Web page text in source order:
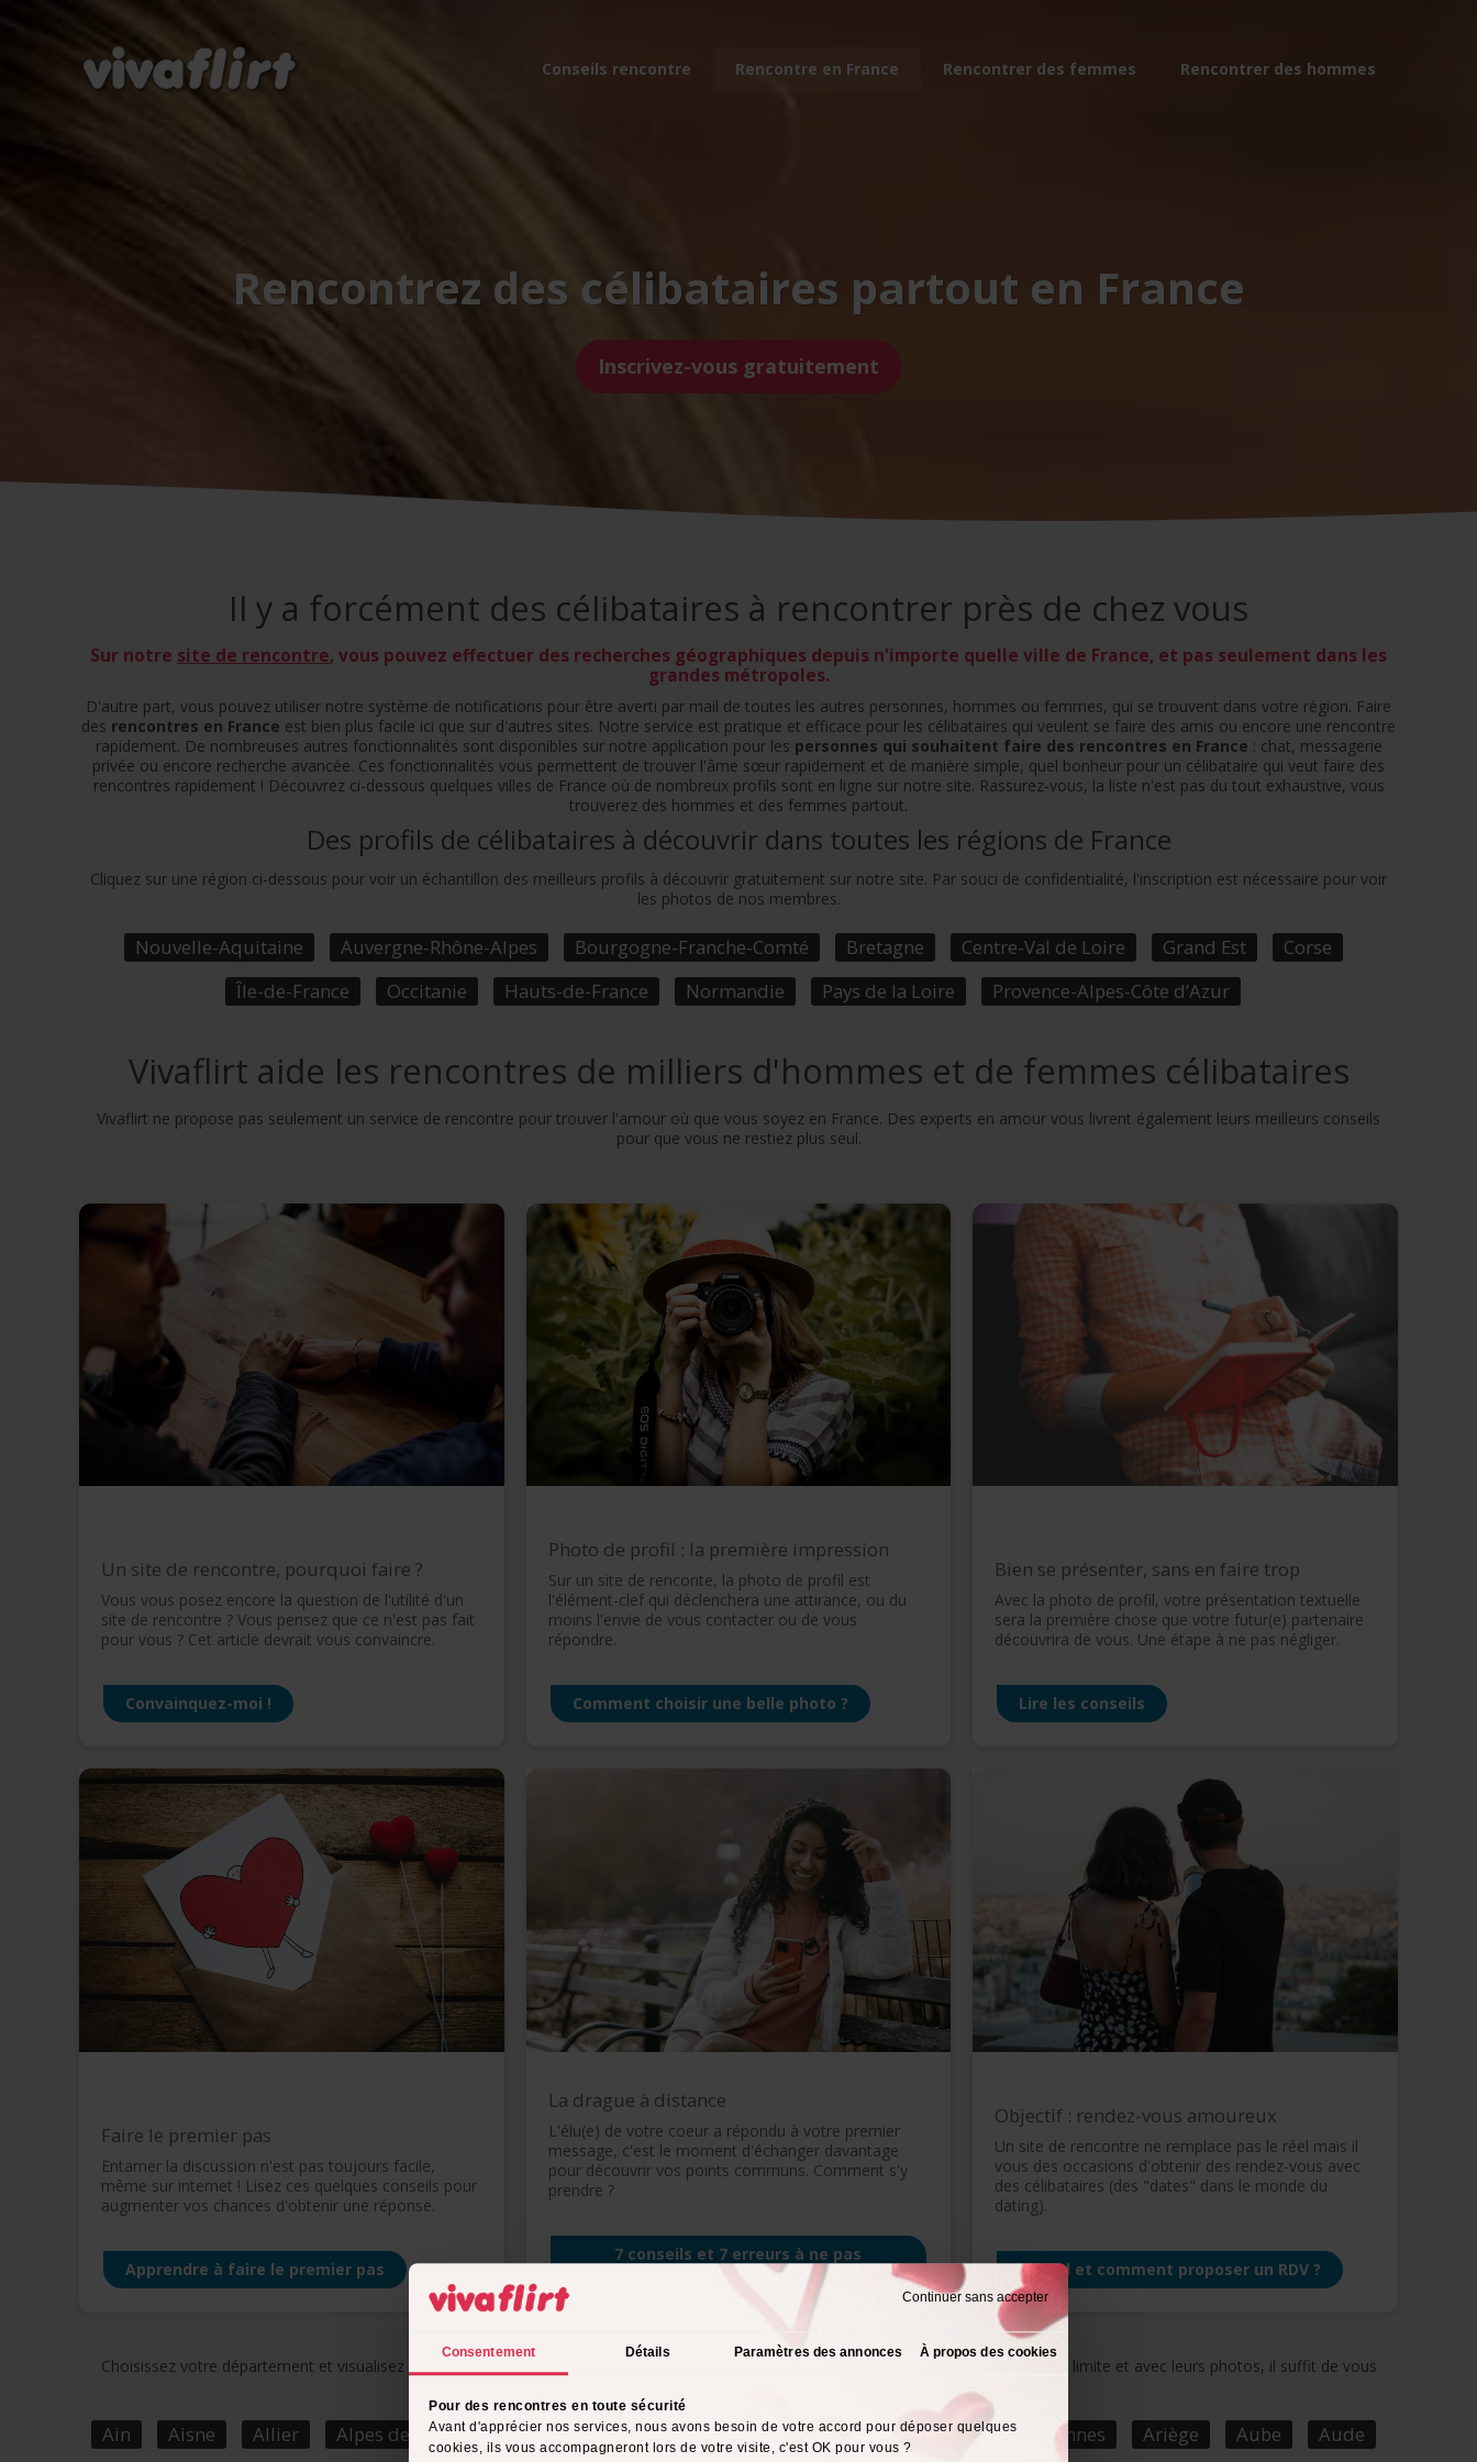
Continuer sans accepter
Consentement Détails Paramètres des annonces À propos des cookies
Pour des rencontres en toute sécurité
Avant d'apprécier nos services, nous avons besoin de votre accord pour déposer quelques
cookies, ils vous accompagneront lors de votre visite, c'est OK pour vous ?
Conseils rencontre Rencontre en France Rencontrer des femmes Rencontrer des hommes
Rencontrez des célibataires partout en France
Inscrivez-vous gratuitement
Il y a forcément des célibataires à rencontrer près de chez vous
Sur notre site de rencontre, vous pouvez effectuer des recherches géographiques depuis n'importe quelle ville de France, et pas seulement dans les
grandes métropoles.
D'autre part, vous pouvez utiliser notre système de notifications pour être averti par mail de toutes les autres personnes, hommes ou femmes, qui se trouvent dans votre région. Faire
des rencontres en France est bien plus facile ici que sur d'autres sites. Notre service est pratique et efficace pour les célibataires qui veulent se faire des amis ou encore une rencontre
rapidement. De nombreuses autres fonctionnalités sont disponibles sur notre application pour les personnes qui souhaitent faire des rencontres en France : chat, messagerie
privée ou encore recherche avancée. Ces fonctionnalités vous permettent de trouver l'âme sœur rapidement et de manière simple, quel bonheur pour un célibataire qui veut faire des
rencontres rapidement ! Découvrez ci-dessous quelques villes de France où de nombreux profils sont en ligne sur notre site. Rassurez-vous, la liste n'est pas du tout exhaustive, vous
trouverez des hommes et des femmes partout.
Des profils de célibataires à découvrir dans toutes les régions de France
Cliquez sur une région ci-dessous pour voir un échantillon des meilleurs profils à découvrir gratuitement sur notre site. Par souci de confidentialité, l'inscription est nécessaire pour voir
les photos de nos membres.
Nouvelle-Aquitaine Auvergne-Rhône-Alpes Bourgogne-Franche-Comté Bretagne Centre-Val de Loire Grand Est
Corse
Île-de-France
Occitanie Hauts-de-France Normandie Pays de la Loire Provence-Alpes-Côte d’Azur
Vivaflirt aide les rencontres de milliers d'hommes et de femmes célibataires
Vivaflirt ne propose pas seulement un service de rencontre pour trouver l'amour où que vous soyez en France. Des experts en amour vous livrent également leurs meilleurs conseils
pour que vous ne restiez plus seul.
Un site de rencontre, pourquoi faire ?
Vous vous posez encore la question de l'utilité d'un
site de rencontre ? Vous pensez que ce n'est pas fait
pour vous ? Cet article devrait vous convaincre.
Convainquez-moi !
Photo de profil : la première impression
Sur un site de renconte, la photo de profil est
l'élément-clef qui déclenchera une attirance, ou du
moins l'envie de vous contacter ou de vous
répondre.
Comment choisir une belle photo ?
Bien se présenter, sans en faire trop
Avec la photo de profil, votre présentation textuelle
sera la première chose que votre futur(e) partenaire
découvrira de vous. Une étape à ne pas négliger.
Lire les conseils
Faire le premier pas
Entamer la discussion n'est pas toujours facile,
même sur internet ! Lisez ces quelques conseils pour
augmenter vos chances d'obtenir une réponse.
Apprendre à faire le premier pas
La drague à distance
L'élu(e) de votre coeur a répondu à votre premier
message, c'est le moment d'échanger davantage
pour découvrir vos points communs. Comment s'y
prendre ?
7 conseils et 7 erreurs à ne pas
commetre
Objectif : rendez-vous amoureux
Un site de rencontre ne remplace pas le réel mais il
vous des occasions d'obtenir des rendez-vous avec
des célibataires (des "dates" dans le monde du
dating).
Quand et comment proposer un RDV ?
Choisissez votre département et visualisez un aperçu de quelques profils de célibataires près de chez-vous. Pour tous les découvrir sans limite et avec leurs photos, il suffit de vous
Ain Aisne Allier Alpes de Haute Provence Hautes Alpes Alpes Maritimes Ardèche Ardennes Ariège Aube
Aude